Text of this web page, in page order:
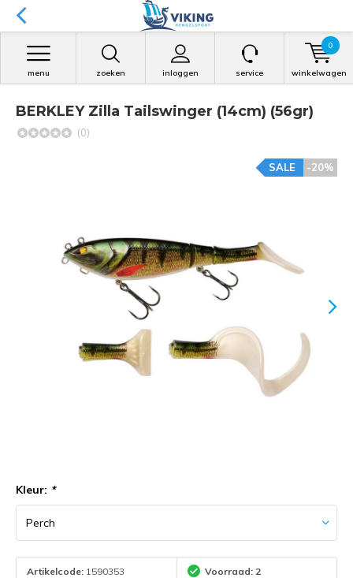
zoeken inloggen
menu service winkelwagen
0
BERKLEY Zilla Tailswinger (14cm) (56gr)
(0)
-20%
SALE
Kleur: *
Artikelcode: 1590353 Voorraad: 2